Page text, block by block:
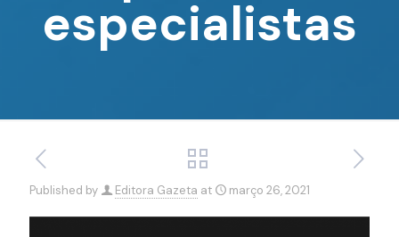
especialistas
Published by Editora Gazeta at março 26, 2021